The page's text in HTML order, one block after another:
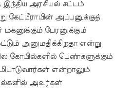
இந்திய அரசியல் சட்டம்
கேட்பீராயின் அப்பனுக்குத்
பேரனுக்கும்
அனுமதிக்கிறதா என்று
கோயில்களில் பெண்களுக்கும்
என்றாலும்
அவர்கள்